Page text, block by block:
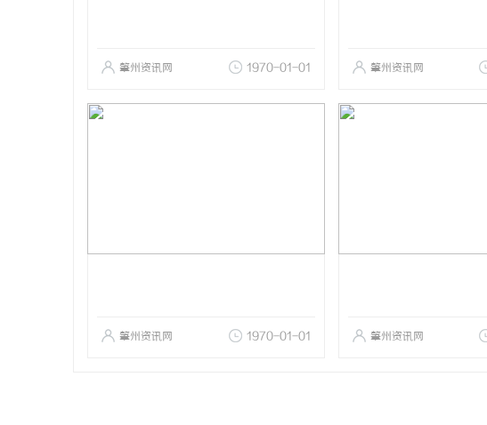
肇州资讯网 1970-01-01 肇州资讯网
肇州资讯网 1970-01-01 肇州资讯网